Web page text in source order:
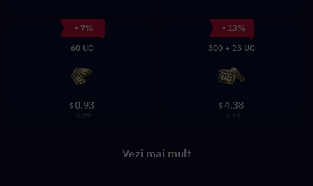
- 7%
60 UC
$0.93
0.99
- 13%
300 + 25 UC
$4.38
4.99
Vezi mai mult